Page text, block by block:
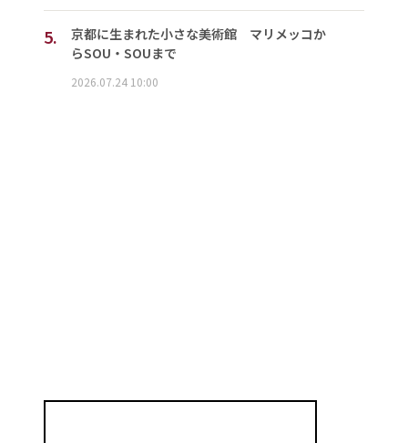
5.
京都に生まれた小さな美術館 マリメッコか
らSOU・SOUまで
2026.07.24 10:00